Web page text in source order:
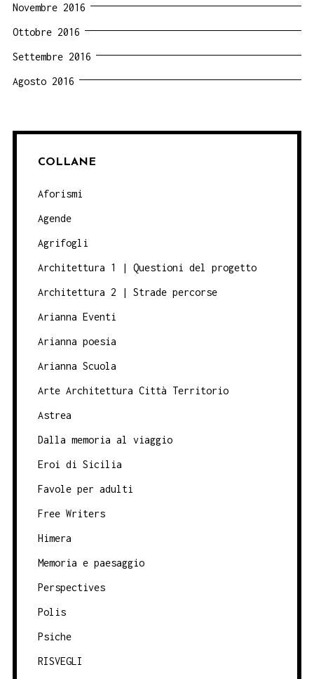
Novembre 2016
Ottobre 2016
Settembre 2016
Agosto 2016
COLLANE
Aforismi
Agende
Agrifogli
Architettura 1 | Questioni del progetto
Architettura 2 | Strade percorse
Arianna Eventi
Arianna poesia
Arianna Scuola
Arte Architettura Città Territorio
Astrea
Dalla memoria al viaggio
Eroi di Sicilia
Favole per adulti
Free Writers
Himera
Memoria e paesaggio
Perspectives
Polis
Psiche
RISVEGLI